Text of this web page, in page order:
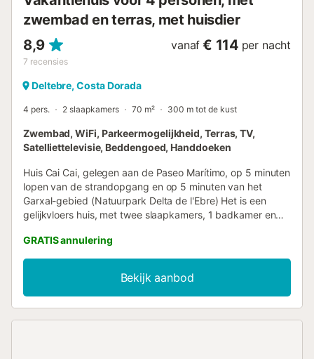
zwembad en terras, met huisdier
8,9
7 recensies
vanaf € 114 per nacht
Deltebre, Costa Dorada
4 pers. 2 slaapkamers 70 m² 300 m tot de kust
Zwembad, WiFi, Parkeermogelijkheid, Terras, TV,
Satelliettelevisie, Beddengoed, Handdoeken
Huis Cai Cai, gelegen aan de Paseo Marítimo, op 5 minuten
lopen van de strandopgang en op 5 minuten van het
Garxal-gebied (Natuurpark Delta de l'Ebre) Het is een
gelijkvloers huis, met twee slaapkamers, 1 badkamer en
met wasmachine. Terras op het noordoosten, met uitzicht
op het zwembad. Parkeergelegenheid op het terrein,
volledig omheind. Mogelijkheid om een kinderstoel en
opvouwbaar kinderbedje te reserveren, afhankelijk van
beschikbaarheid.De airconditioning kost 15,--€/dag en es
GRATIS annulering
Bekijk aanbod